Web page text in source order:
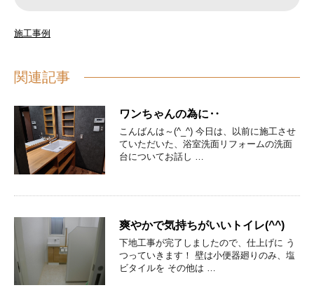
施工事例
関連記事
ワンちゃんの為に‥
こんばんは～(^_^) 今日は、以前に施工させ
ていただいた、浴室洗面リフォームの洗面
台についてお話し …
爽やかで気持ちがいいトイレ(^^)
下地工事が完了しましたので、仕上げに う
つっていきます！ 壁は小便器廻りのみ、塩
ビタイルを その他は …